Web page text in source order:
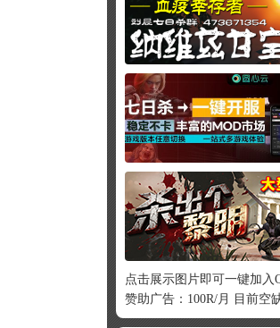
点击展示图片即可一键加入
赞助广告：100R/月 目前空